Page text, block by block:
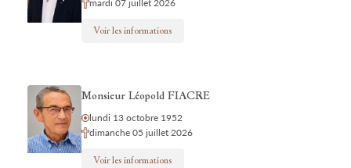
mardi 07 juillet 2026
Voir les informations
Monsieur Léopold FIACRE
lundi 13 octobre 1952
dimanche 05 juillet 2026
Voir les informations